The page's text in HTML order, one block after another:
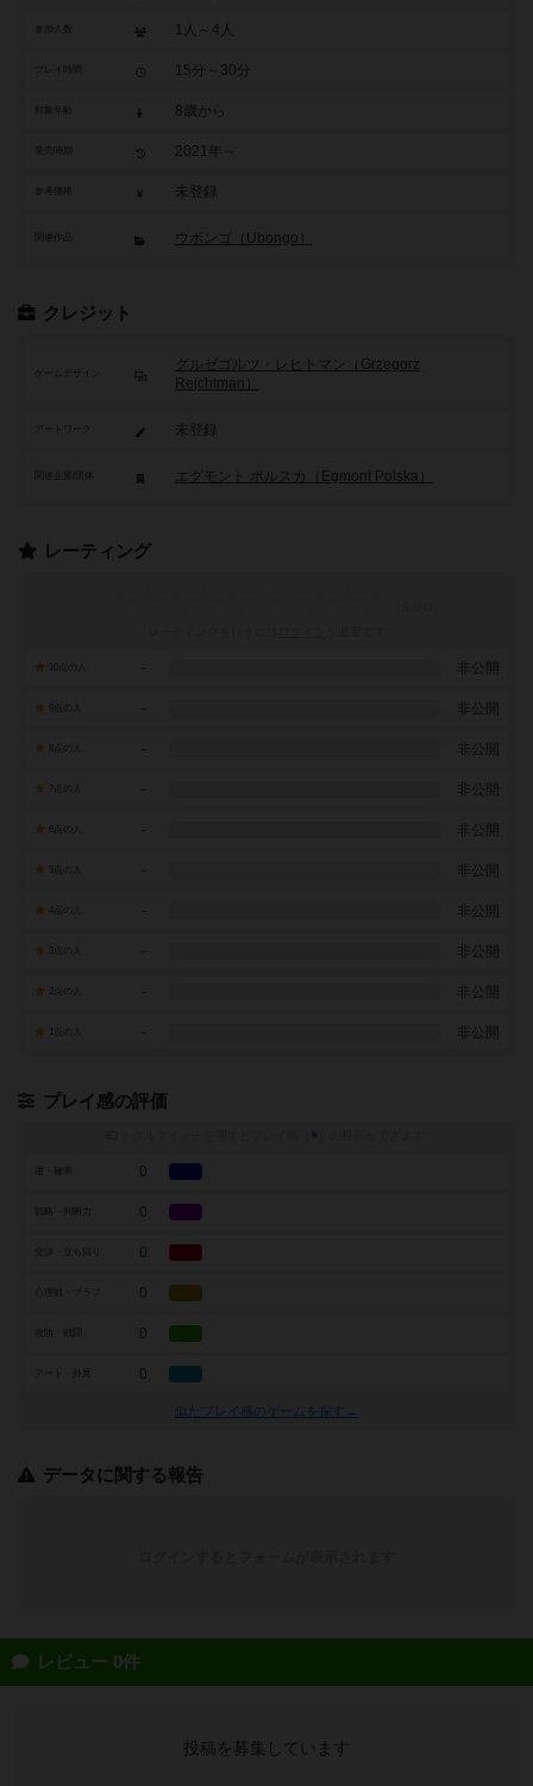
参加人数 1人～4人
15分～30分
8歳から
2021年～
参考価格 未登録
関連作品 ウボンゴ（Ubongo）
クレジット
ゲームデザイン
グルゼゴルツ・レヒトマン（Grzegorz
Rejchtman）
アートワーク 未登録
エグモント ポルスカ（Egmont Polska）
レーティング
- 非公開
- 非公開
- 非公開
7点の人 - 非公開
- 非公開
- 非公開
- 非公開
- 非公開
- 非公開
- 非公開
プレイ感の評価
※
0
戦略・判断力 0
0
0
0
アート・外見 0
似たプレイ感のゲームを探す→
データに関する報告
レビュー 0件
投稿を募集しています